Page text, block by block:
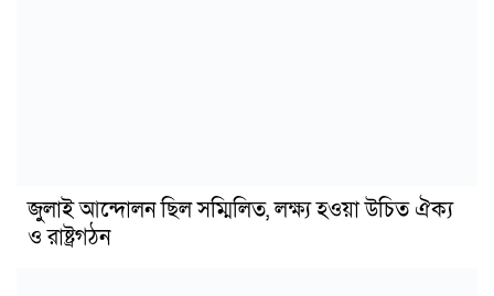
জুলাই আন্দোলন ছিল সম্মিলিত, লক্ষ্য হওয়া উচিত ঐক্য
ও রাষ্ট্রগঠন